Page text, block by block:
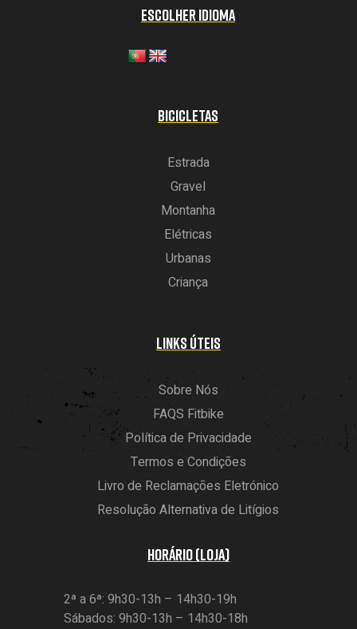
ESCOLHER IDIOMA
BICICLETAS
Estrada
Gravel
Montanha
Elétricas
Urbanas
Criança
LINKS ÚTEIS
Sobre Nós
FAQS Fitbike
Política de Privacidade
Termos e Condições
Livro de Reclamações Eletrónico
Resolução Alternativa de Litígios
HORÁRIO (LOJA)
2ª a 6ª: 9h30-13h – 14h30-19h
Sábados: 9h30-13h – 14h30-18h